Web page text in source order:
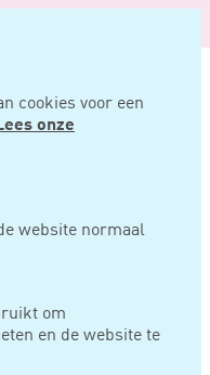
cookies voor een
onze
website normaal
om
en de website te
VOOR
DIE